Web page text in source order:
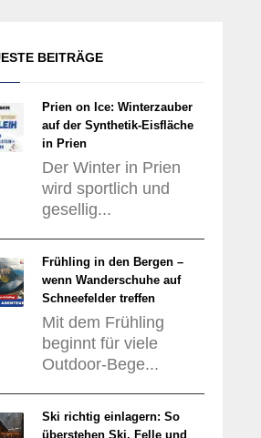
BEITRÄGE
Prien on Ice: Winterzauber
auf der Synthetik-Eisfläche
in Prien
Der Winter in Prien
wird sportlich und
gesellig...
Frühling in den Bergen –
wenn Wanderschuhe auf
Schneefelder treffen
Mit dem Frühling
beginnt für viele
Outdoor-Bege...
Ski richtig einlagern: So
überstehen Ski, Felle und